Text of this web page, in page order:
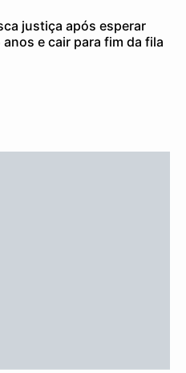
justiça após esperar
e cair para fim da fila